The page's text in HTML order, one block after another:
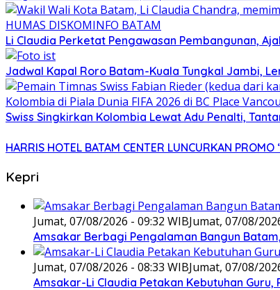
Li Claudia Perketat Pengawasan Pembangunan,
Jadwal Kapal Roro Batam-Kuala Tungkal Jambi,
Swiss Singkirkan Kolombia Lewat Adu Penalti,
HARRIS HOTEL BATAM CENTER LUNCURKAN PROMO
Kepri
Jumat, 07/08/2026 - 09:32 WIBJumat, 07/08/
Amsakar Berbagi Pengalaman Bangun
Jumat, 07/08/2026 - 08:33 WIBJumat, 07/08/
Amsakar-Li Claudia Petakan Kebutuhan